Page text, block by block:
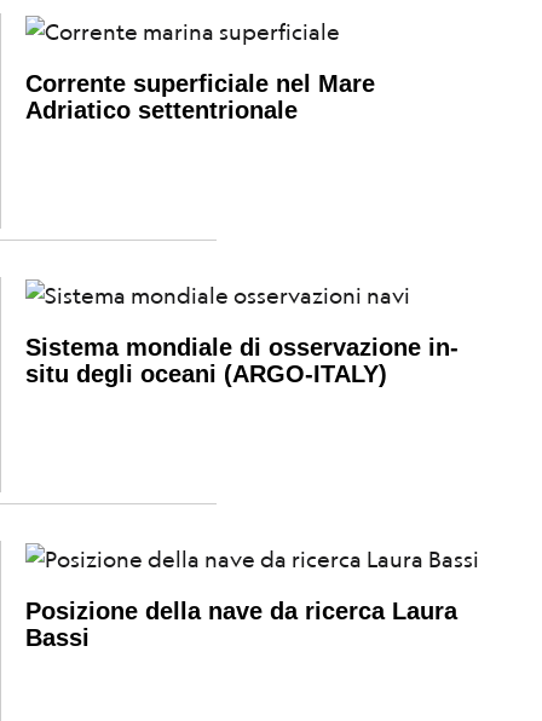
Corrente superficiale nel Mare
Adriatico settentrionale
Sistema mondiale di osservazione in-
situ degli oceani (ARGO-ITALY)
Posizione della nave da ricerca Laura
Bassi